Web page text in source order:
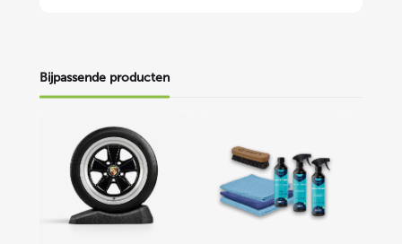
Bijpassende producten
Bandenbeschermers
Interieurpakket